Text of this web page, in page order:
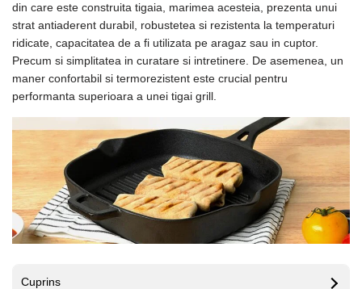
din care este construita tigaia, marimea acesteia, prezenta unui
strat antiaderent durabil, robustetea si rezistenta la temperaturi
ridicate, capacitatea de a fi utilizata pe aragaz sau in cuptor.
Precum si simplitatea in curatare si intretinere. De asemenea, un
maner confortabil si termorezistent este crucial pentru
performanta superioara a unei tigai grill.
Cuprins